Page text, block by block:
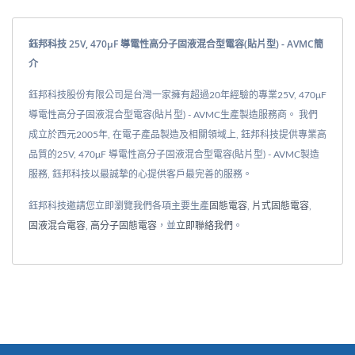
鈺邦科技 25V, 470μF 導電性高分子固液混合型電容(貼片型) - AVMC簡
介
鈺邦科技股份有限公司是台灣一家擁有超過20年經驗的專業25V, 470μF
導電性高分子固液混合型電容(貼片型) - AVMC生產製造服務商。 我們
成立於西元2005年, 在電子產品製造及相關領域上, 鈺邦科技提供專業高
品質的25V, 470μF 導電性高分子固液混合型電容(貼片型) - AVMC製造
服務, 鈺邦科技以最誠摯的心提供客戶最完善的服務。
鈺邦科技邀請您立即瀏覽我們各項主要生產固態電容 片式固態電容
固液混合電容 高分子固態電容 ，並立即聯絡我們 。